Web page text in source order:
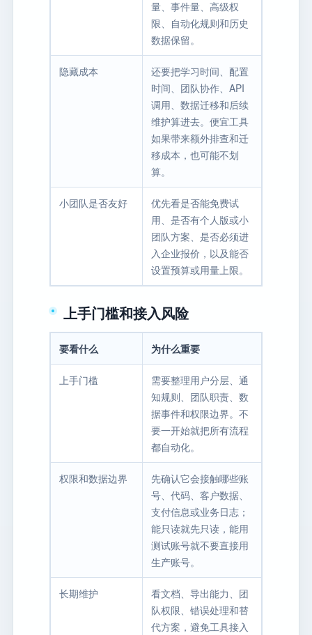
量、事件量、高级权
限、自动化规则和历史
数据保留。
隐藏成本
还要把学习时间、配置
时间、团队协作、API
调用、数据迁移和后续
维护算进去。便宜工具
如果带来额外排查和迁
移成本，也可能不划
算。
小团队是否友好
优先看是否能免费试
用、是否有个人版或小
团队方案、是否必须进
入企业报价，以及能否
设置预算或用量上限。
上手门槛和接入风险
要看什么 为什么重要
上手门槛
需要整理用户分层、通
知规则、团队职责、数
据事件和权限边界。不
要一开始就把所有流程
都自动化。
权限和数据边界
先确认它会接触哪些账
号、代码、客户数据、
支付信息或业务日志；
能只读就先只读，能用
测试账号就不要直接用
生产账号。
长期维护
看文档、导出能力、团
队权限、错误处理和替
代方案，避免工具接入